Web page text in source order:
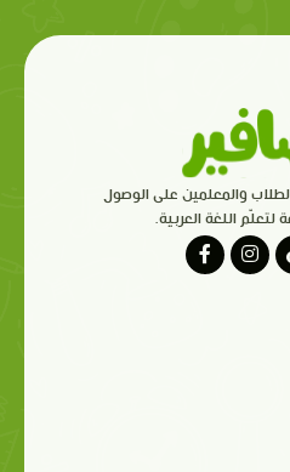
والمعلمين على الوصول
لتعلّم اللغة العربية.